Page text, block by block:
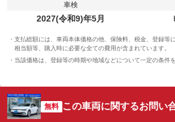
車検
2027(令和9)年5月
支払総額には、車両本体価格の他、保険料、税金、登録等
相当額等、購入時に必要な全ての費用が含まれています。
当該価格は、登録等の時期や地域などについて一定の条件
無料 この車両に関するお問い